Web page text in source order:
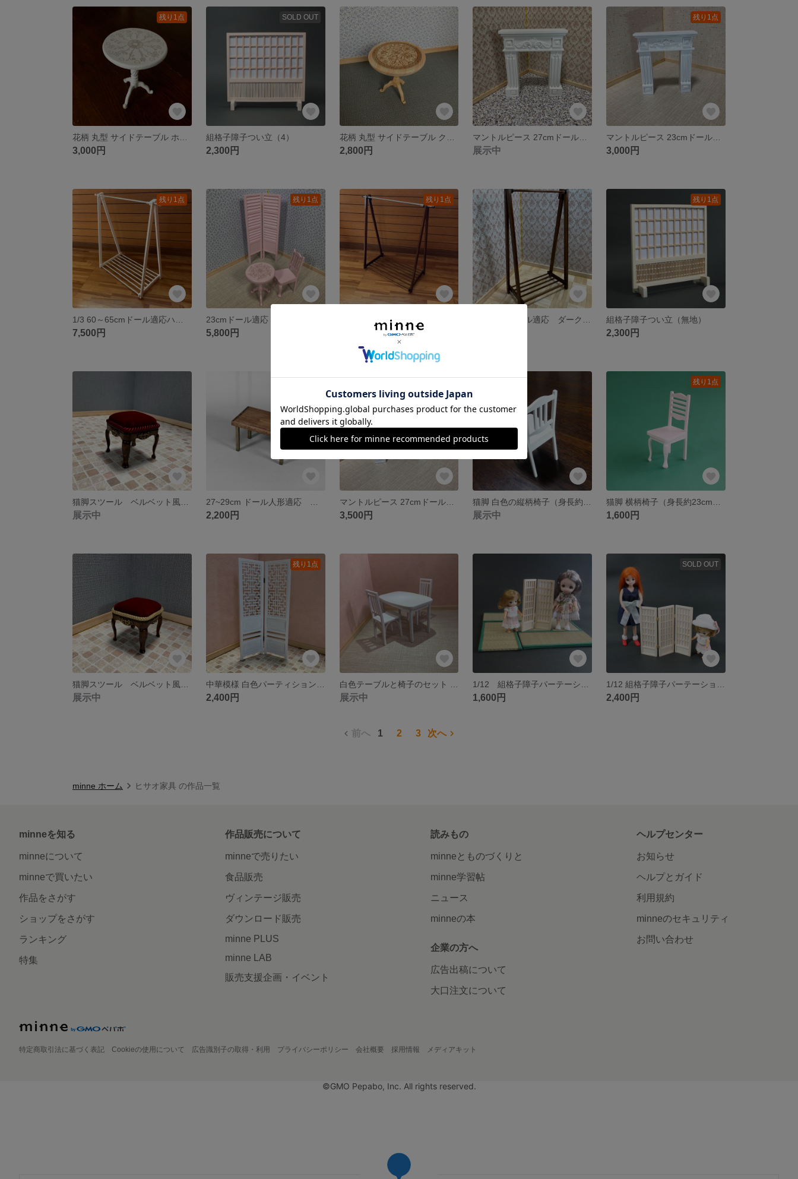
残り1点
3,000円
SOLD OUT
組格子障子つい立（4）
2,300円 2,800円 展示中
残り1点
3,000円
残り1点
7,500円
残り1点
5,800円
残り1点 残り1点
組格子障子つい立（無地）
2,300円
展示中 2,200円
マントルピース 27cmドールサイズ適応( M-005)
3,500円 展示中
残り1点
1,600円
展示中
残り1点
2,400円 展示中 1,600円
SOLD OUT
2,400円
前へ 1 2 3 次へ
minne ホーム ヒサオ家具 の作品一覧
minneを知る
minneについて
minneで買いたい
作品をさがす
ショップをさがす
ランキング
特集
作品販売について
minneで売りたい
食品販売
ヴィンテージ販売
ダウンロード販売
minne PLUS
minne LAB
販売支援企画・イベント
読みもの
minneとものづくりと
minne学習帖
ニュース
minneの本
企業の方へ
広告出稿について
大口注文について
ヘルプセンター
お知らせ
ヘルプとガイド
利用規約
minneのセキュリティ
お問い合わせ
特定商取引法に基づく表記 Cookieの使用について 広告識別子の取得・利用 プライバシーポリシー 会社概要 採用情報 メディアキット
©GMO Pepabo, Inc. All rights reserved.